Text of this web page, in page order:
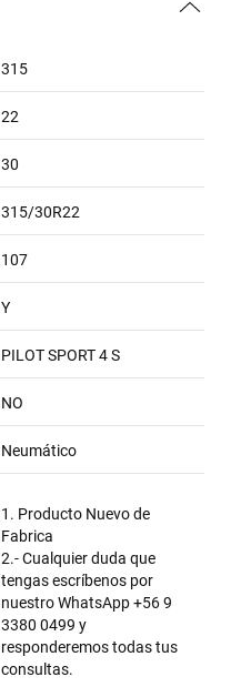
315
22
30
315/30R22
107
Y
PILOT SPORT 4 S
NO
Neumático
1. Producto Nuevo de
Fabrica
2.- Cualquier duda que
tengas escríbenos por
nuestro WhatsApp +56 9
3380 0499 y
responderemos todas tus
consultas.